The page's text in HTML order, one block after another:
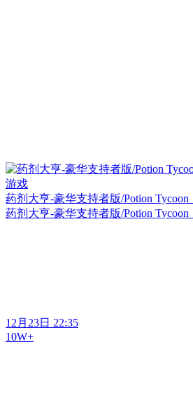
药剂大亨-豪华支持者版/Potion Tycoon
药剂大亨-豪华支持者版/Potion Tycoon
12月23日 22:35
10W+